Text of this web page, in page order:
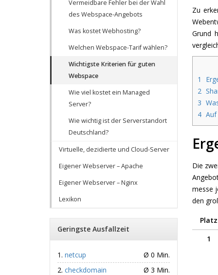
Zu
Grund
1
2
3
4 Auf
Die
messe
den
Platz
1
Vermeidbare Fehler bei der Wahl
des Webspace-Angebots
Was kostet Webhosting?
Welchen Webspace-Tarif wählen?
Wichtigste Kriterien für guten
Webspace
Wie viel kostet ein Managed
Server?
Wie wichtig ist der Serverstandort
Deutschland?
Virtuelle, dezidierte und Cloud-Server
Eigener Webserver – Apache
Eigener Webserver – Nginx
Lexikon
Geringste Ausfallzeit
netcup
Ø 0 Min.
checkdomain
Ø 3 Min.